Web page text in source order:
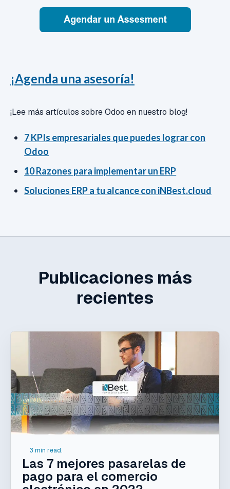
¡Agenda una asesoría!
¡Lee más artículos sobre Odoo en nuestro blog!
7 KPIs empresariales que puedes lograr con
Odoo
10 Razones para implementar un ERP
Soluciones ERP a tu alcance con iNBest.cloud
Publicaciones más
recientes
3 min read.
Las 7 mejores pasarelas de
pago para el comercio